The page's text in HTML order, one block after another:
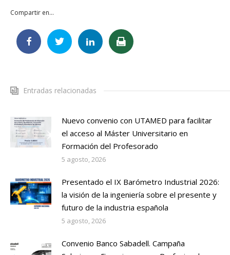
Compartir en...
Entradas relacionadas
Nuevo convenio con UTAMED para facilitar
el acceso al Máster Universitario en
Formación del Profesorado
5 agosto, 2026
Presentado el IX Barómetro Industrial 2026:
la visión de la ingeniería sobre el presente y
futuro de la industria española
5 agosto, 2026
Convenio Banco Sabadell. Campaña